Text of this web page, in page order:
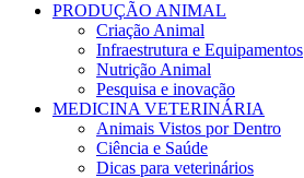
PRODUÇÃO ANIMAL
Criação Animal
Infraestrutura e Equipamentos
Nutrição Animal
Pesquisa e inovação
MEDICINA VETERINÁRIA
Animais Vistos por Dentro
Ciência e Saúde
Dicas para veterinários